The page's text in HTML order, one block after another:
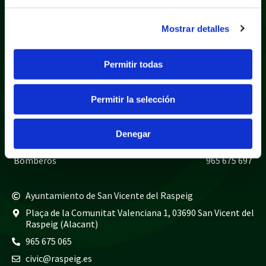
Mostrar detalles
Permitir todas
Permitir la selección
Denegar
Aviso legal
Política de cookies
Mapa web
Bomberos
965 675 697
Ayuntamiento de San Vicente del Raspeig
Plaça de la Comunitat Valenciana 1, 03690 San Vicent del
Raspeig (Alacant)
965 675 065
civic@raspeig.es